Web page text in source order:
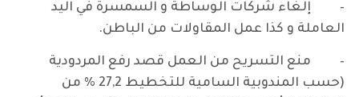
– إلغاء شركات الوساطة و السمسرة في اليد
العاملة و كذا عمل المقاولات من الباطن.
– منع التسريح من العمل قصد رفع المردودية
(حسب المندوبية السامية للتخطيط 27,2 % من